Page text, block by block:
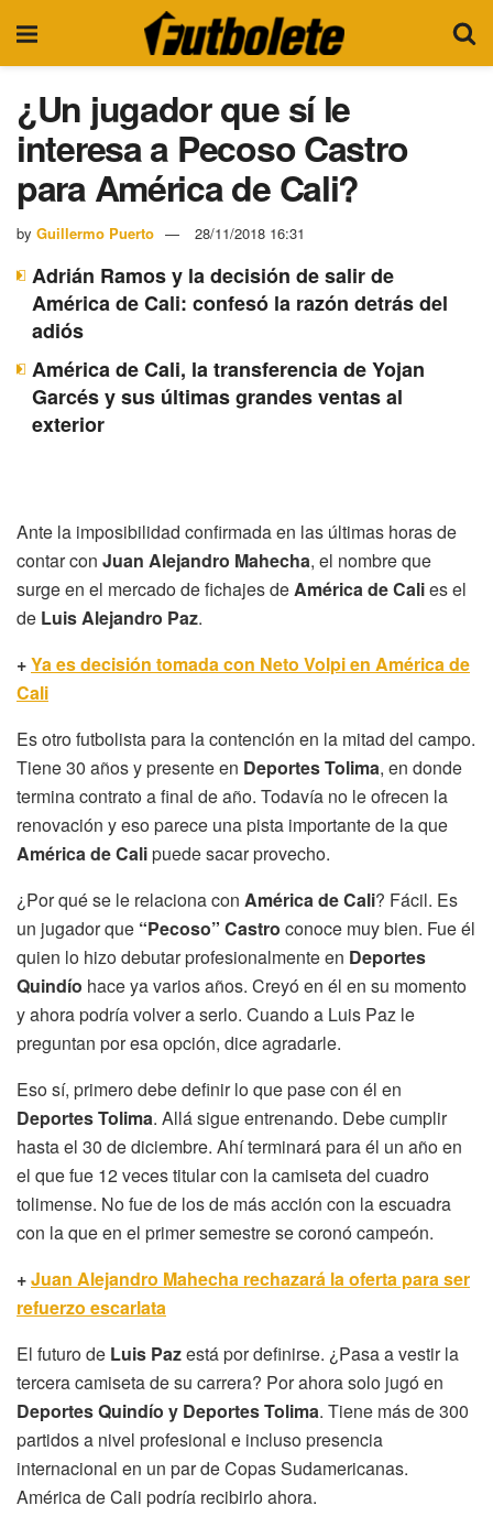
¿Un jugador que sí le
interesa a Pecoso Castro
para América de Cali?
by Guillermo Puerto 28/11/2018 16:31
Adrián Ramos y la decisión de salir de
América de Cali: confesó la razón detrás del
adiós
América de Cali, la transferencia de Yojan
Garcés y sus últimas grandes ventas al
exterior
Ante la imposibilidad confirmada en las últimas horas de
contar con Juan Alejandro Mahecha, el nombre que
surge en el mercado de fichajes deAmérica de Calies el
de Luis Alejandro Paz.
+Ya es decisión tomada con Neto Volpi en América de
Cali
Es otro futbolista para la contención en la mitad del campo.
Tiene 30 años y presente en Deportes Tolima, en donde
termina contrato a final de año. Todavía no le ofrecen la
renovación y eso parece una pista importante de la que
América de Calipuede sacar provecho.
¿Por qué se le relaciona con América de Cali? Fácil. Es
un jugador que “Pecoso” Castro conoce muy bien. Fue él
quien lo hizo debutar profesionalmente en Deportes
Quindío hace ya varios años. Creyó en él en su momento
y ahora podría volver a serlo. Cuando a Luis Paz le
preguntan por esa opción, dice agradarle.
Eso sí, primero debe definir lo que pase con él en
Deportes Tolima. Allá sigue entrenando. Debe cumplir
hasta el 30 de diciembre. Ahí terminará para él un año en
el que fue 12 veces titular con la camiseta del cuadro
tolimense. No fue de los de más acción con la escuadra
con la que en el primer semestre se coronó campeón.
+Juan Alejandro Mahecha rechazará la oferta para ser
refuerzo escarlata
El futuro de Luis Pazestá por definirse. ¿Pasa a vestir la
tercera camiseta de su carrera? Por ahora solo jugó en
Deportes Quindío y Deportes Tolima. Tiene más de 300
partidos a nivel profesional e incluso presencia
internacional en un par de Copas Sudamericanas.
América de Cali podría recibirlo ahora.